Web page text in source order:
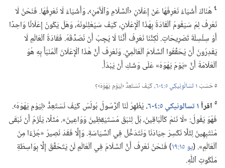
٤ هُنَاكَ أَشْيَاءُ نَعْرِفُهَا عَنْ إِعْلَانِ ‹ٱلسَّلَامِ وَٱلْأَمْنِ›،‏ وَأَشْيَاءُ لَا نَعْرِفُهَا.‏ فَنَحْنُ لَا
نَعْرِفُ لِمَ سَيَقُومُ ٱلْقَادَةُ بِهٰذَا ٱلْإِعْلَانِ،‏ كَيْفَ سَيُعْلِنُونَهُ،‏ وَهَلْ يَكُونُ إِعْلَانًا وَاحِدًا
أَوْ سِلْسِلَةَ تَصْرِيحَاتٍ.‏ لٰكِنَّنَا نَعْرِفُ أَنَّنَا لَا يَجِبُ أَنْ نُصَدِّقَهُ.‏ فَقَادَةُ ٱلْعَالَمِ لَا
يَقْدِرُونَ أَنْ يُحَقِّقُوا ٱلسَّلَامَ ٱلْعَالَمِيَّ.‏ وَنَعْرِفُ أَنَّ هٰذَا ٱلْإِعْلَانَ ٱلْمُنْبَأَ بِهِ هُوَ
ٱلْعَلَامَةُ أَنَّ «يَوْمَ يَهْوَهَ» عَلَى وَشْكِ أَنْ يَبْدَأَ.‏
٥حَسَبَ١ تَسَالُونِيكِي ٥:‏٤-‏٦
‏،‏ كَيْفَ نَسْتَعِدُّ ‹لِيَوْمِ يَهْوَهَ›؟‏
٥ اقرأ١ تسالونيكي ٥:‏٤-‏٦ ‏.‏يُظْهِرُ لَنَا ٱلرَّسُولُ بُولُسُ كَيْفَ نَسْتَعِدُّ ‹لِيَوْمِ يَهْوَهَ›.‏
فَهُوَ يَقُولُ:‏ «لَا نَنَمْ كَٱلْبَاقِينَ،‏ بَلْ لِنَبْقَ مُسْتَيْقِظِينَ وَوَاعِينَ».‏ مَثَلًا،‏ يَلْزَمُ أَنْ نَبْقَى
مُنْتَبِهِينَ لِئَلَّا نَكْسِرَ حِيَادَنَا وَنَتَدَخَّلَ فِي ٱلسِّيَاسَةِ.‏ وَإِلَّا فَقَدْ نَصِيرُ «جُزْءًا مِنَ
ٱلْعَالَمِ».‏ (‏يو ١٥:‏١٩
‏)‏ فَنَحْنُ نَعْرِفُ أَنَّ ٱلسَّلَامَ فِي ٱلْعَالَمِ لَنْ يَتَحَقَّقَ إِلَّا بِوَاسِطَةِ
مَلَكُوتِ ٱللّٰهِ.‏